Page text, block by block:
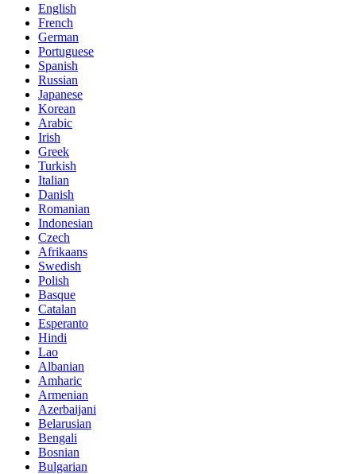
English
French
German
Portuguese
Spanish
Russian
Japanese
Korean
Arabic
Irish
Greek
Turkish
Italian
Danish
Romanian
Indonesian
Czech
Afrikaans
Swedish
Polish
Basque
Catalan
Esperanto
Hindi
Lao
Albanian
Amharic
Armenian
Azerbaijani
Belarusian
Bengali
Bosnian
Bulgarian